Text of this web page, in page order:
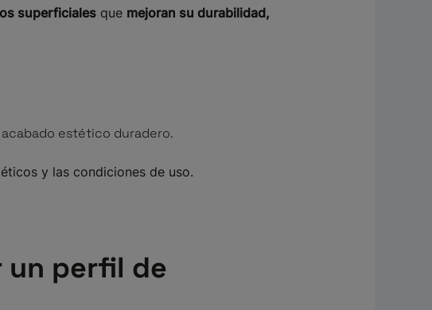
superficiales que mejoran su durabilidad,
estético duradero.
y las condiciones de uso.
un perfil de